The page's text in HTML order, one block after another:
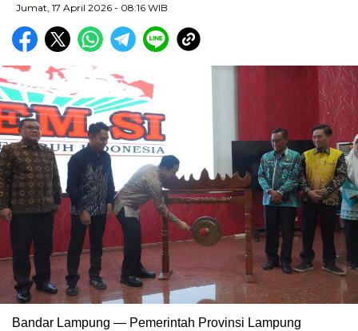
Jumat, 17 April 2026 - 08:16 WIB
Bandar Lampung — Pemerintah Provinsi Lampung